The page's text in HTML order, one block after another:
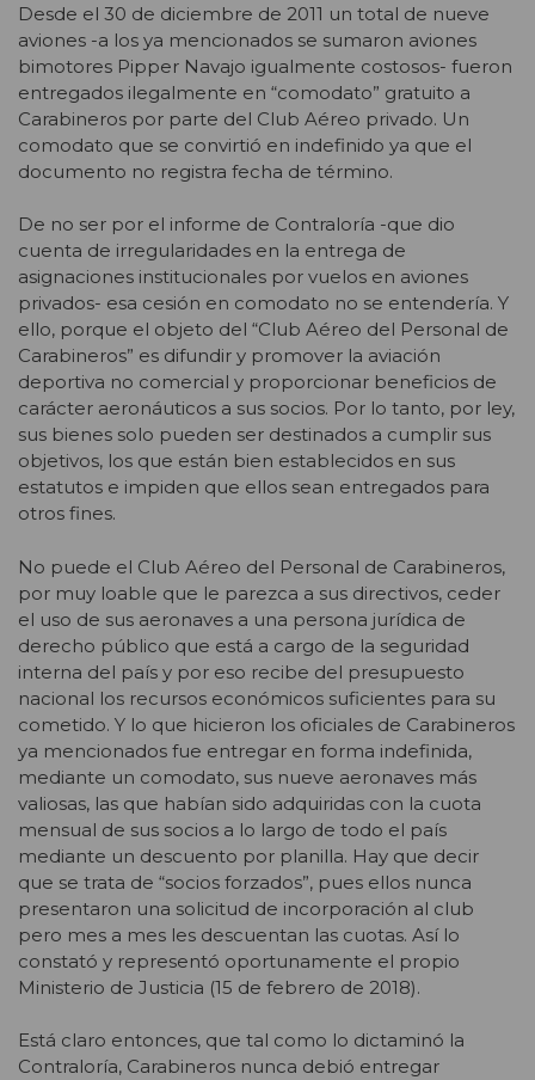
Desde el 30 de diciembre de 2011 un total de nueve
aviones -a los ya mencionados se sumaron aviones
bimotores Pipper Navajo igualmente costosos- fueron
entregados ilegalmente en “comodato” gratuito a
Carabineros por parte del Club Aéreo privado. Un
comodato que se convirtió en indefinido ya que el
documento no registra fecha de término.
De no ser por el informe de Contraloría -que dio
cuenta de irregularidades en la entrega de
asignaciones institucionales por vuelos en aviones
privados- esa cesión en comodato no se entendería. Y
ello, porque el objeto del “Club Aéreo del Personal de
Carabineros” es difundir y promover la aviación
deportiva no comercial y proporcionar beneficios de
carácter aeronáuticos a sus socios. Por lo tanto, por ley,
sus bienes solo pueden ser destinados a cumplir sus
objetivos, los que están bien establecidos en sus
estatutos e impiden que ellos sean entregados para
otros fines.
No puede el Club Aéreo del Personal de Carabineros,
por muy loable que le parezca a sus directivos, ceder
el uso de sus aeronaves a una persona jurídica de
derecho público que está a cargo de la seguridad
interna del país y por eso recibe del presupuesto
nacional los recursos económicos suficientes para su
cometido. Y lo que hicieron los oficiales de Carabineros
ya mencionados fue entregar en forma indefinida,
mediante un comodato, sus nueve aeronaves más
valiosas, las que habían sido adquiridas con la cuota
mensual de sus socios a lo largo de todo el país
mediante un descuento por planilla. Hay que decir
que se trata de “socios forzados”, pues ellos nunca
presentaron una solicitud de incorporación al club
pero mes a mes les descuentan las cuotas. Así lo
constató y representó oportunamente el propio
Ministerio de Justicia (15 de febrero de 2018).
Está claro entonces, que tal como lo dictaminó la
Contraloría, Carabineros nunca debió entregar